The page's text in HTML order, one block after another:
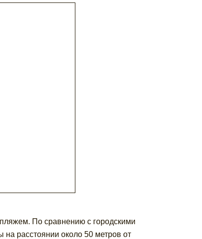
По сравнению с городскими
расстоянии около 50 метров от